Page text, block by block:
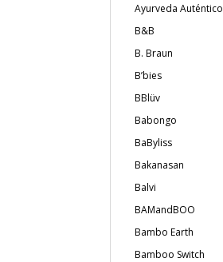
Ayurveda Auténtico
B&B
B. Braun
B’bies
BBlüv
Babongo
BaByliss
Bakanasan
Balvi
BAMandBOO
Bambo Earth
Bamboo Switch